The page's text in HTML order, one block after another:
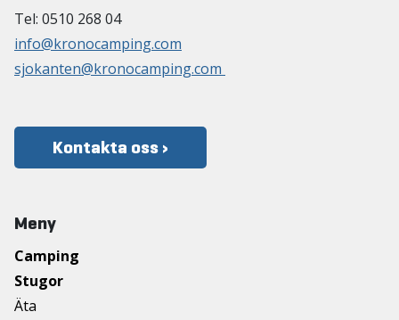
Tel: 0510 268 04
info@kronocamping.com
sjokanten@kronocamping.com
Kontakta oss ›
Meny
Camping
Stugor
Äta